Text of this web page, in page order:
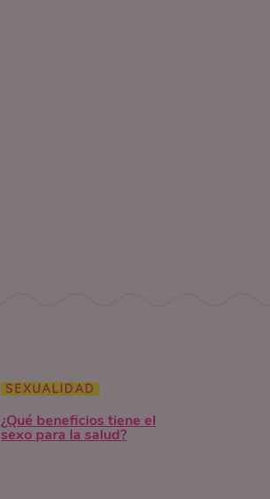
SEXUALIDAD
¿Qué beneficios tiene el
sexo para la salud?